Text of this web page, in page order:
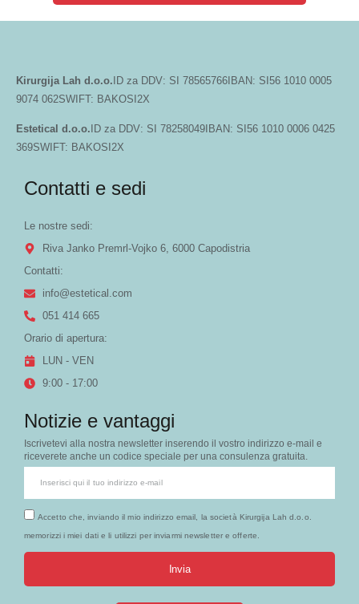
Kirurgija Lah d.o.o.ID za DDV: SI 78565766IBAN: SI56 1010 0005
9074 062SWIFT: BAKOSI2X
Estetical d.o.o. ID za DDV: SI 78258049IBAN: SI56 1010 0006 0425
369SWIFT: BAKOSI2X
Contatti e sedi
Le nostre sedi:
Riva Janko Premrl-Vojko 6, 6000 Capodistria
Contatti:
info@estetical.com
051 414 665
Orario di apertura:
LUN - VEN
9:00 - 17:00
Notizie e vantaggi
Iscrivetevi alla nostra newsletter inserendo il vostro indirizzo e-mail e
riceverete anche un codice speciale per una consulenza gratuita.
Accetto che, inviando il mio indirizzo email, la società Kirurgija Lah d.o.o.
memorizzi i miei dati e li utilizzi per inviarmi newsletter e offerte.
Invia